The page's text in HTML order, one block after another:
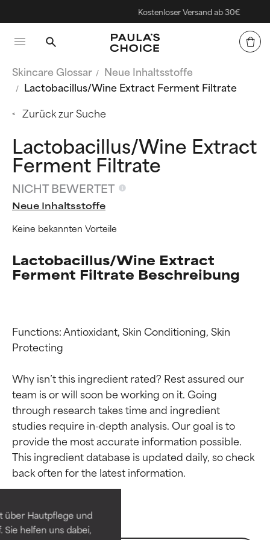
über Hautpflege und
helfen uns dabei,
Kostenloser Versand ab 30€
Skincare Glossar
Neue Inhaltsstoffe
Lactobacillus/Wine Extract Ferment Filtrate
Zurück zur Suche
Lactobacillus/Wine Extract
Ferment Filtrate
NICHT BEWERTET
Neue Inhaltsstoffe
Keine bekannten Vorteile
Lactobacillus/Wine Extract
Ferment Filtrate Beschreibung
Functions: Antioxidant, Skin Conditioning, Skin
Protecting
Why isn’t this ingredient rated? Rest assured our
team is or will soon be working on it. Going
through research takes time and ingredient
studies require in-depth analysis. Our goal is to
provide the most accurate information possible.
This ingredient database is updated daily, so check
Bewertung der
Inhaltsstoffe
Erwiesen und durch
unabhängige Studien belegt.
Bewertung der
Inhaltsstoffe
Erwiesen und durch
unabhängige Studien belegt.